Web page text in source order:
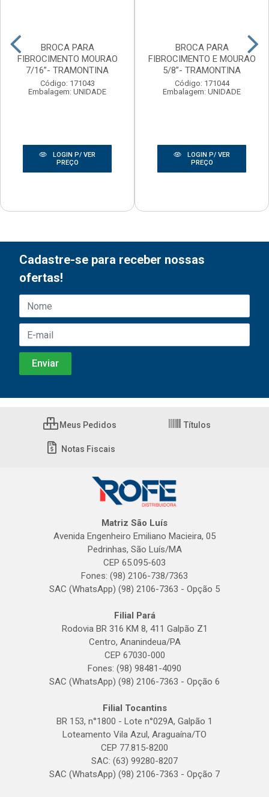
BROCA PARA
FIBROCIMENTO MOURAO
7/16”- TRAMONTINA
Código: 171043
Embalagem: UNIDADE
LOGIN P/ VER
PREÇO
BROCA PARA
FIBROCIMENTO E MOURAO
5/8”- TRAMONTINA
Código: 171044
Embalagem: UNIDADE
LOGIN P/ VER
PREÇO
Cadastre-se para receber nossas
ofertas!
Meus Pedidos Títulos
Notas Fiscais
Matriz São Luís
Avenida Engenheiro Emiliano Macieira, 05
Pedrinhas, São Luís/MA
CEP 65.095-603
Fones: (98) 2106-738/7363
SAC (WhatsApp) (98) 2106-7363 - Opção 5
Filial Pará
Rodovia BR 316 KM 8, 411 Galpão Z1
Centro, Ananindeua/PA
CEP 67030-000
Fones: (98) 98481-4090
SAC (WhatsApp) (98) 2106-7363 - Opção 6
Filial Tocantins
BR 153, n°1800 - Lote n°029A, Galpão 1
Loteamento Vila Azul, Araguaína/TO
CEP 77.815-8200
SAC: (63) 99280-8207
SAC (WhatsApp) (98) 2106-7363 - Opção 7